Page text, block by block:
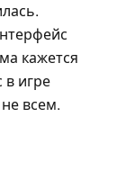
кажется
в игре
всем.